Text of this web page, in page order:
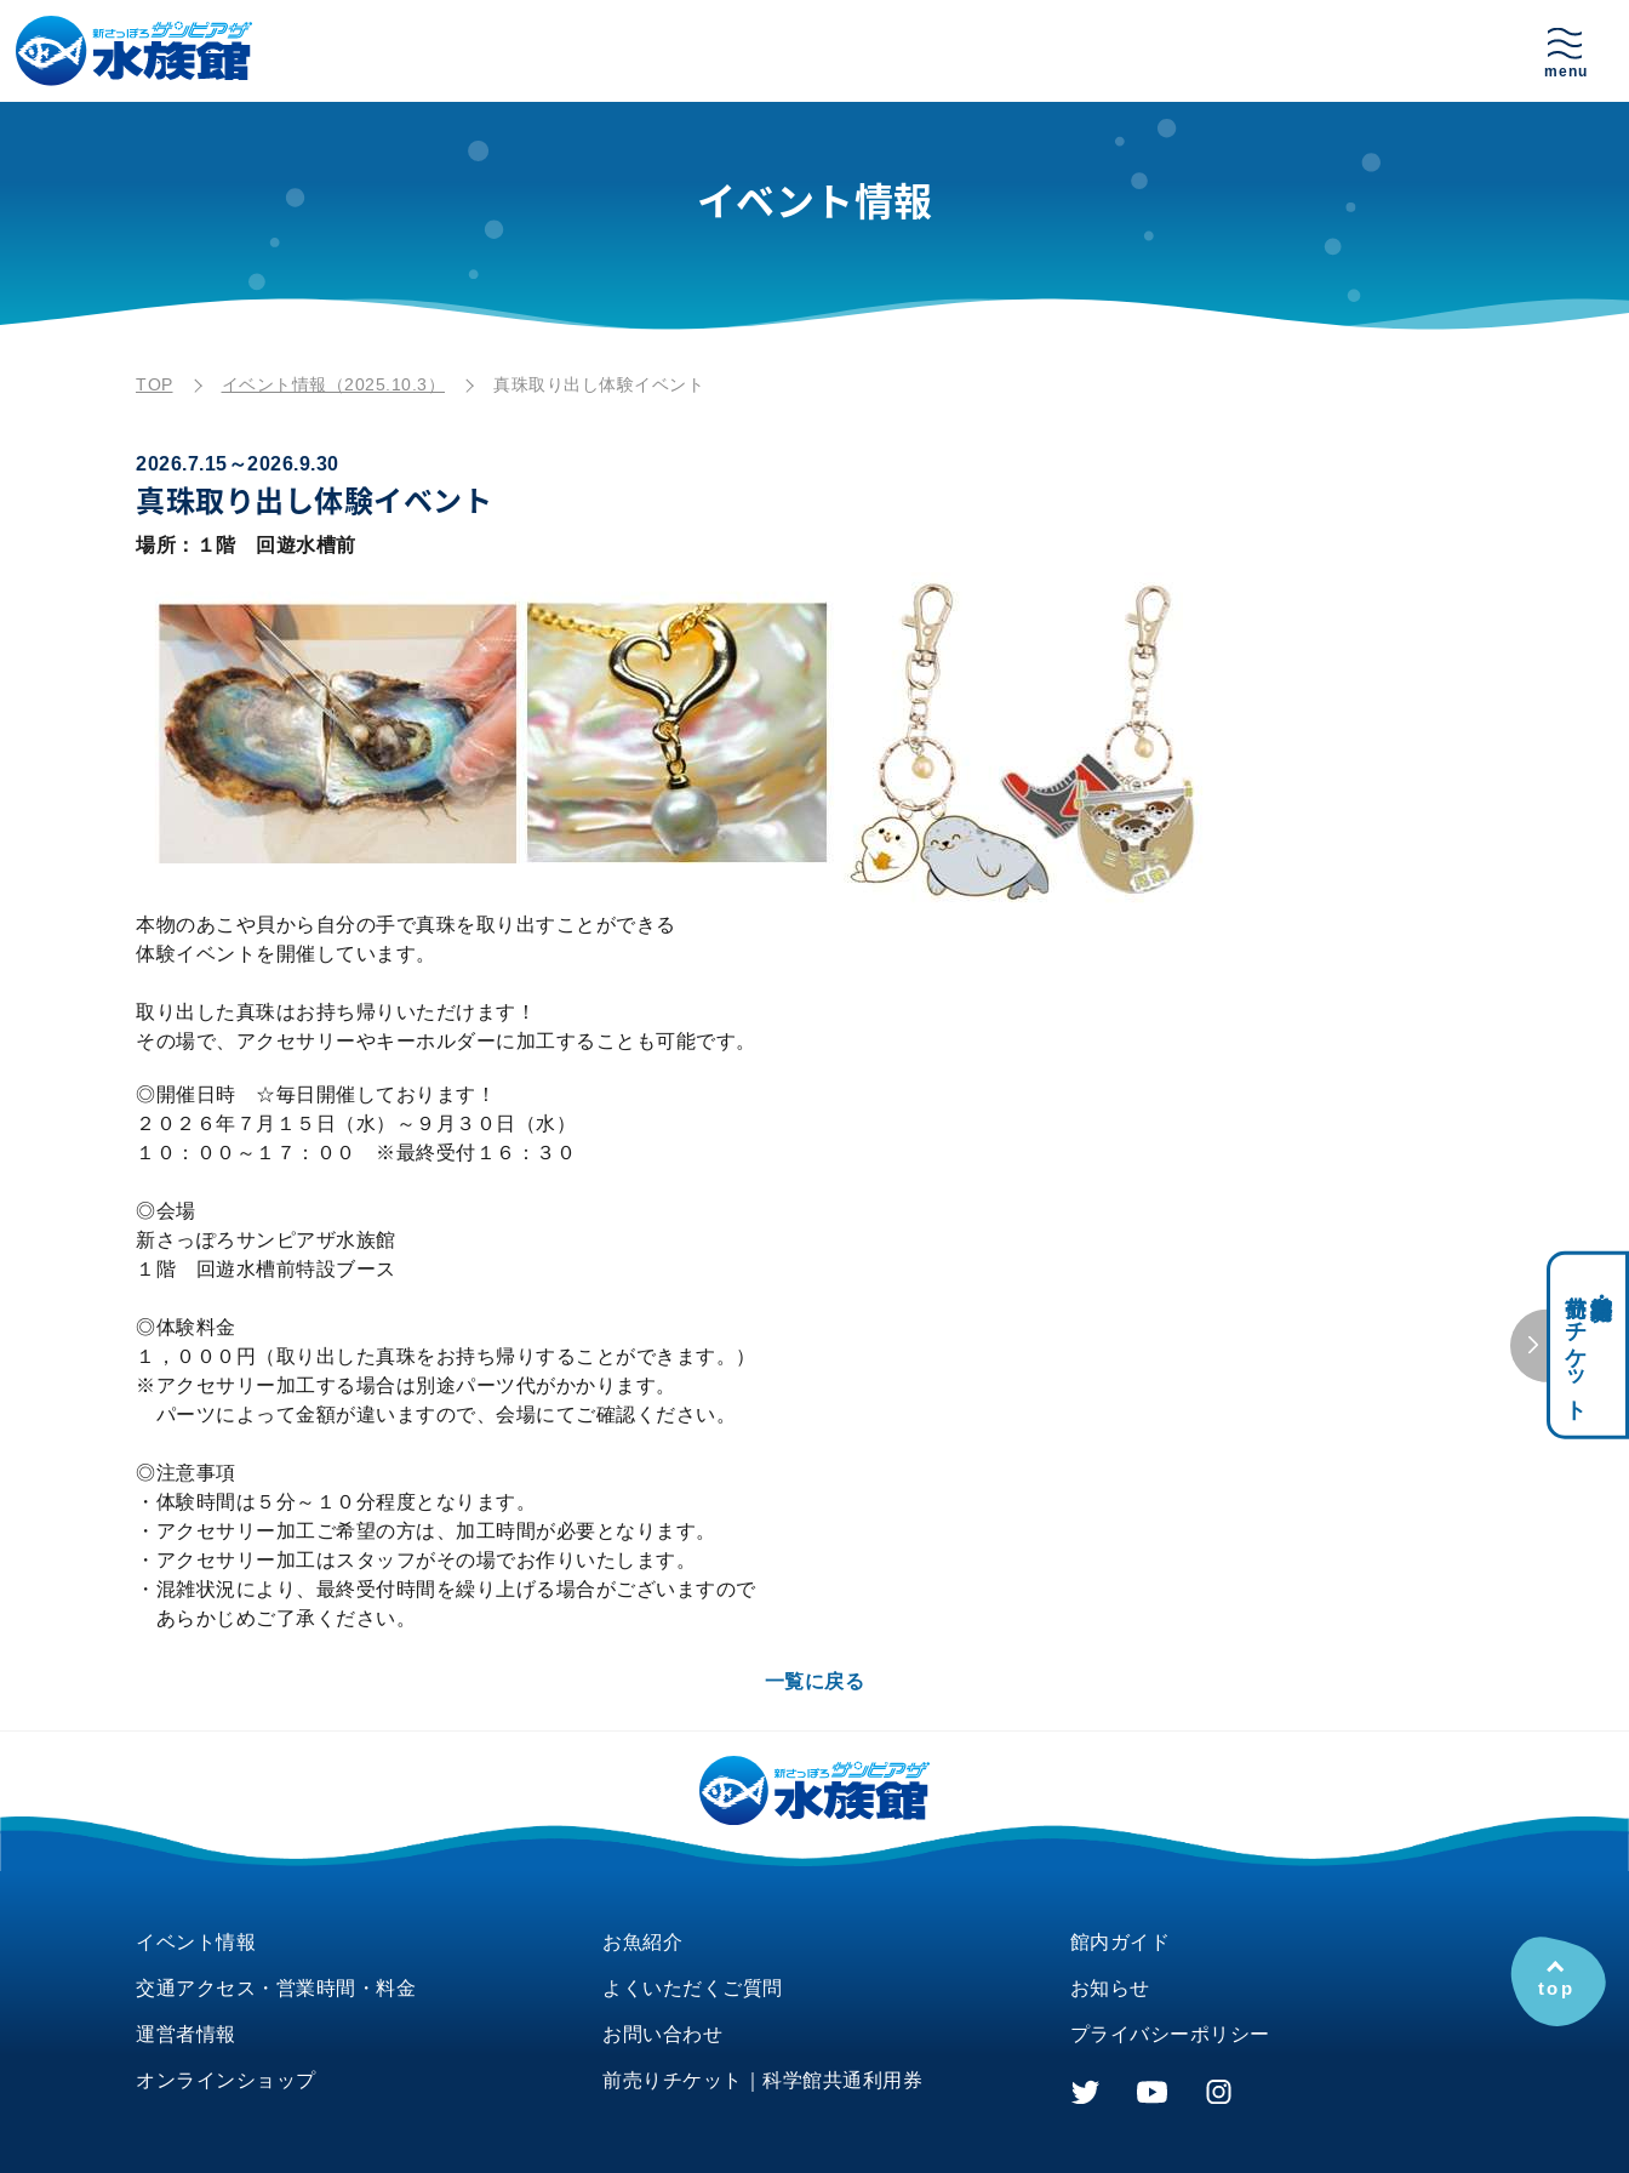
イベント情報
TOP イベント情報（2025.10.3） 真珠取り出し体験イベント
2026.7.15～2026.9.30
真珠取り出し体験イベント
場所：１階 回遊水槽前
本物のあこや貝から自分の手で真珠を取り出すことができる
体験イベントを開催しています。
取り出した真珠はお持ち帰りいただけます！
その場で、アクセサリーやキーホルダーに加工することも可能です。
◎開催日時 ☆毎日開催しております！
２０２６年７月１５日（水）～９月３０日（水）
１０：００～１７：００ ※最終受付１６：３０
◎会場
新さっぽろサンピアザ水族館
１階 回遊水槽前特設ブース
◎体験料金
１，０００円（取り出した真珠をお持ち帰りすることができます。）
※アクセサリー加工する場合は別途パーツ代がかかります。
パーツによって金額が違いますので、会場にてご確認ください。
◎注意事項
・体験時間は５分～１０分程度となります。
・アクセサリー加工ご希望の方は、加工時間が必要となります。
・アクセサリー加工はスタッフがその場でお作りいたします。
・混雑状況により、最終受付時間を繰り上げる場合がございますので
あらかじめご了承ください。
一覧に戻る
前売りチケット
イベント情報 お魚紹介 館内ガイド
交通アクセス・営業時間・料金 よくいただくご質問 お知らせ
運営者情報 お問い合わせ プライバシーポリシー
オンラインショップ 前売りチケット｜科学館共通利用券
top